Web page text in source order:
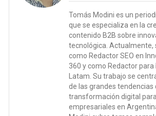
Tomás Modini es un
que se especializa en la
contenido B2B sobre
tecnológica. Actualmente,
como Redactor SEO en
360 y como Redactor
Latam. Su trabajo se
de las grandes tendencias
transformación digital
empresariales en